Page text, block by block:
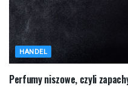
HANDEL
Perfumy niszowe, czyli